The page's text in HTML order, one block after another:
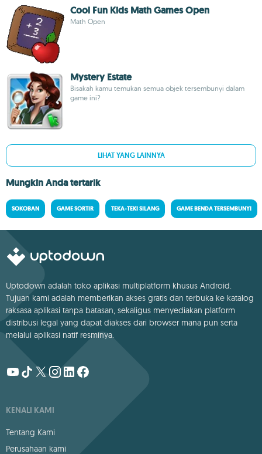
Cool Fun Kids Math Games Open
Math Open
Mystery Estate
Bisakah kamu temukan semua objek tersembunyi dalam
game ini?
LIHAT YANG LAINNYA
Mungkin Anda tertarik
SOKOBAN GAME SORTIR TEKA-TEKI SILANG GAME BENDA TERSEMBUNYI
Uptodown adalah toko aplikasi multiplatform khusus Android.
Tujuan kami adalah memberikan akses gratis dan terbuka ke katalog
raksasa aplikasi tanpa batasan, sekaligus menyediakan platform
distribusi legal yang dapat diakses dari browser mana pun serta
melalui aplikasi natif resminya.
KENALI KAMI
Tentang Kami
Perusahaan kami